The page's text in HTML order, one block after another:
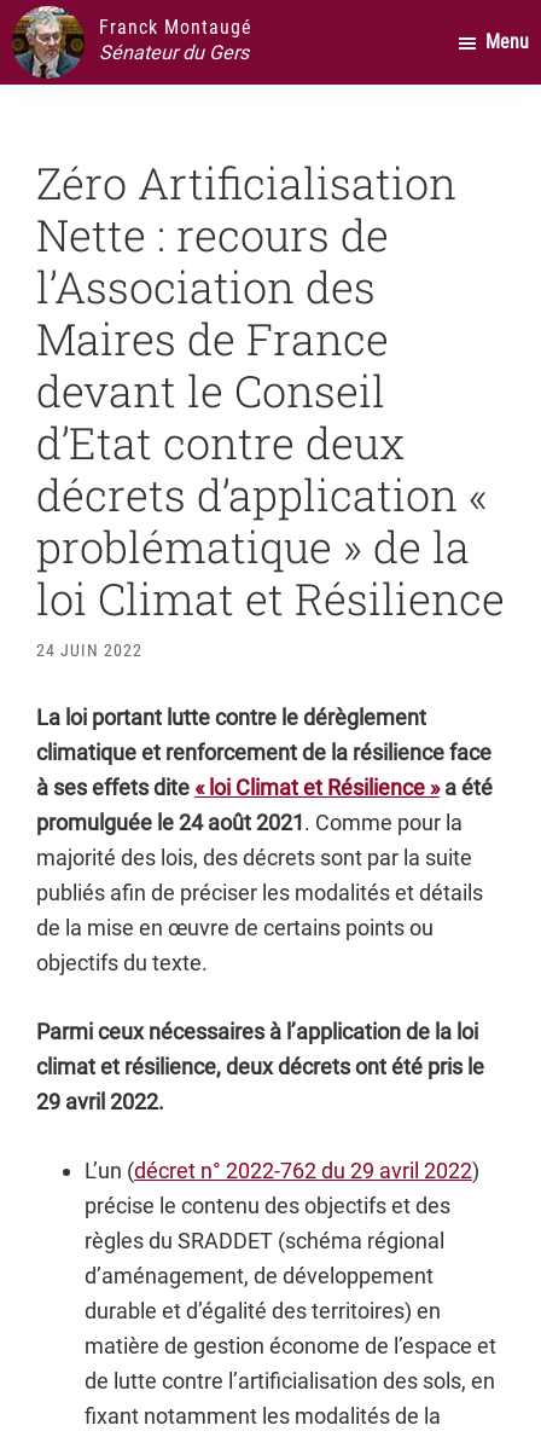
Passer
au
contenu
Passer
la
principale
Passer
au
pied
Franck Montaugé
Sénateur du Gers
Menu
Zéro Artificialisation
Nette : recours de
l’Association des
Maires de France
devant le Conseil
d’Etat contre deux
décrets d’application «
problématique » de la
loi Climat et Résilience
24 JUIN 2022
La loi portant lutte contre le dérèglement
climatique et renforcement de la résilience face
à ses effets dite « loi Climat et Résilience » a été
promulguée le 24 août 2021. Comme pour la
majorité des lois, des décrets sont par la suite
publiés afin de préciser les modalités et détails
de la mise en œuvre de certains points ou
objectifs du texte.
Parmi ceux nécessaires à l’application de la loi
climat et résilience, deux décrets ont été pris le
29 avril 2022.
L’un (décret n° 2022-762 du 29 avril 2022)
précise le contenu des objectifs et des
règles du SRADDET (schéma régional
d’aménagement, de développement
durable et d’égalité des territoires) en
matière de gestion économe de l’espace et
de lutte contre l’artificialisation des sols, en
fixant notamment les modalités de la